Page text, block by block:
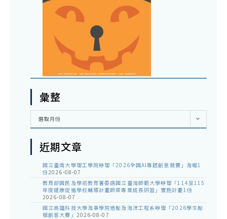
彙整
彙
選取月份
近期文章
國立臺南大學理工學院辦理「2026全國AI專題創意競賽」海報1
份2026-08-07
教育部國民及學前教育署委請國立臺灣師範大學辦理「114至115
年度健康促進學校輔導計畫師資專業成長研習」實施計畫1份
2026-08-07
國立高雄科技大學海事學院造船及海洋工程系辦理「2026學生船
模創客大賽」 2026-08-07